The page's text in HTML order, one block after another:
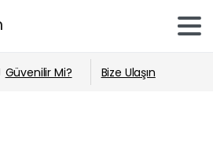
Güvenilir Mi? Bize Ulaşın